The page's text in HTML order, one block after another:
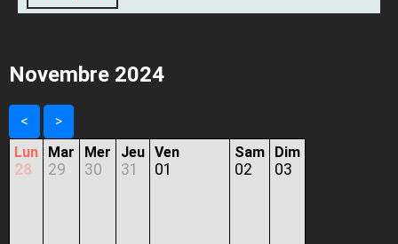
Novembre 2024
<
>
Lun
28
Mar
29
Mer
30
Jeu
31
Ven
01
Sam
02
Dim
03